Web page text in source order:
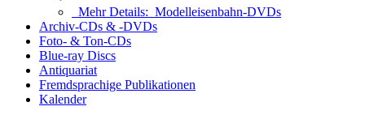
Mehr Details: Modelleisenbahn-DVDs
Archiv-CDs & -DVDs
Foto- & Ton-CDs
Blue-ray Discs
Antiquariat
Fremdsprachige Publikationen
Kalender